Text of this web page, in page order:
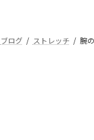
ブログ ストレッチ 腕